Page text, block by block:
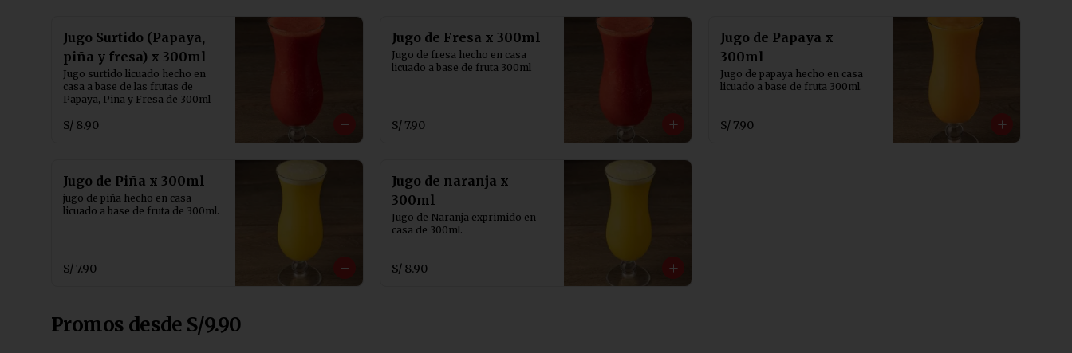
Jugo Surtido (Papaya,
piña y fresa) x 300ml
Jugo surtido licuado hecho en
casa a base de las frutas de
Papaya, Piña y Fresa de 300ml
S/ 8.90
Jugo de Fresa x 300ml
Jugo de fresa hecho en casa
licuado a base de fruta 300ml
S/ 7.90
Jugo de Papaya x
300ml
Jugo de papaya hecho en casa
licuado a base de fruta 300ml.
S/ 7.90
Jugo de Piña x 300ml
jugo de piña hecho en casa
licuado a base de fruta de 300ml.
S/ 7.90
Jugo de naranja x
300ml
Jugo de Naranja exprimido en
casa de 300ml.
S/ 8.90
Promos desde S/9.90